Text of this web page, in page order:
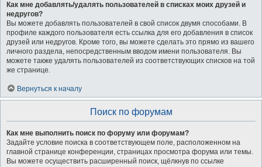
Как мне добавлять/удалять пользователей в списках моих друзей и
недругов?
Вы можете добавлять пользователей в свой список двумя способами. В
профиле каждого пользователя есть ссылка для его добавления в список
друзей или недругов. Кроме того, вы можете сделать это прямо из вашего
личного раздела, непосредственным вводом имени пользователя. Вы
можете также удалять пользователей из соответствующих списков на той
же странице.
Вернуться к началу
Поиск по форумам
Как мне выполнить поиск по форуму или форумам?
Задайте условие поиска в соответствующем поле, расположенном на
главной странице конференции, страницах просмотра форума или темы.
Вы можете осуществить расширенный поиск, щёлкнув по ссылке